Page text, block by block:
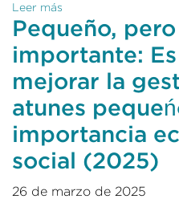
Leer más
Pequeño,
importante:
mejorar la
atunes
importancia
social (2025)
26 de marzo de 2025